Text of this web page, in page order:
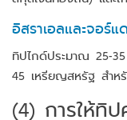
อิสราเอลและจอร์แ
ทิปไกด์ประมาณ 25-
45 เหรียญสหรัฐ สำห
(4) การให้ทิ